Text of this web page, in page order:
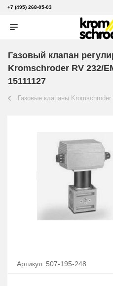
+7 (495) 268-05-03
Газовый клапан
Kromschroder RV 232/
15111127
Газовые клапаны Kromschroder
Артикул: 507-195-248